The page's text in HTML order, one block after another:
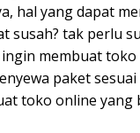
hal yang dapat
susah? tak perlu
membuat
paket
toko online yang